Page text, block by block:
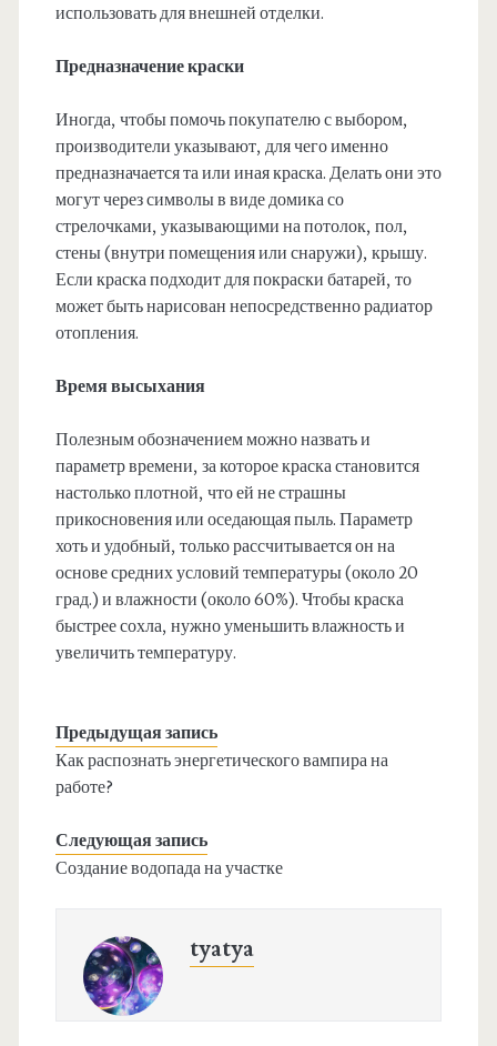
использовать для внешней отделки.
Предназначение краски
Иногда, чтобы помочь покупателю с выбором,
производители указывают, для чего именно
предназначается та или иная краска. Делать они это
могут через символы в виде домика со
стрелочками, указывающими на потолок, пол,
стены (внутри помещения или снаружи), крышу.
Если краска подходит для покраски батарей, то
может быть нарисован непосредственно радиатор
отопления.
Время высыхания
Полезным обозначением можно назвать и
параметр времени, за которое краска становится
настолько плотной, что ей не страшны
прикосновения или оседающая пыль. Параметр
хоть и удобный, только рассчитывается он на
основе средних условий температуры (около 20
град.) и влажности (около 60%). Чтобы краска
быстрее сохла, нужно уменьшить влажность и
увеличить температуру.
Предыдущая запись
Как распознать энергетического вампира на
работе?
Следующая запись
Создание водопада на участке
tyatya